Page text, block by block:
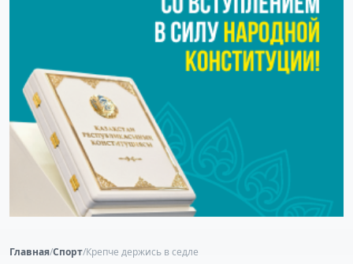
Главная/Спорт/Крепче держись в седле